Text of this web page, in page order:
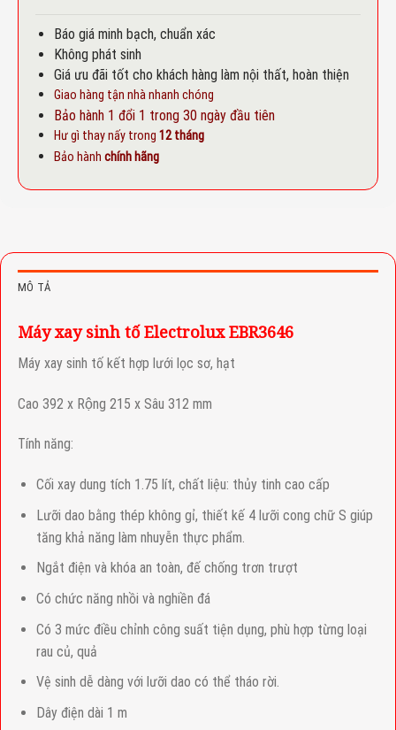
Báo giá minh bạch, chuẩn xác
Không phát sinh
Giá ưu đãi tốt cho khách hàng làm nội thất, hoàn thiện
Giao hàng tận nhà nhanh chóng
Bảo hành 1 đổi 1 trong 30 ngày đầu tiên
Hư gì thay nấy trong 12 tháng
Bảo hành chính hãng
MÔ TẢ
Máy xay sinh tố Electrolux EBR3646
Máy xay sinh tố kết hợp lưới lọc sơ, hạt
Cao 392 x Rộng 215 x Sâu 312 mm
Tính năng:
Cối xay dung tích 1.75 lít, chất liệu: thủy tinh cao cấp
Lưỡi dao bằng thép không gỉ, thiết kế 4 lưỡi cong chữ S giúp
tăng khả năng làm nhuyễn thực phẩm.
Ngắt điện và khóa an toàn, đế chống trơn trượt
Có chức năng nhồi và nghiền đá
Có 3 mức điều chỉnh công suất tiện dụng, phù hợp từng loại
rau củ, quả
Vệ sinh dễ dàng với lưỡi dao có thể tháo rời.
Dây điện dài 1 m